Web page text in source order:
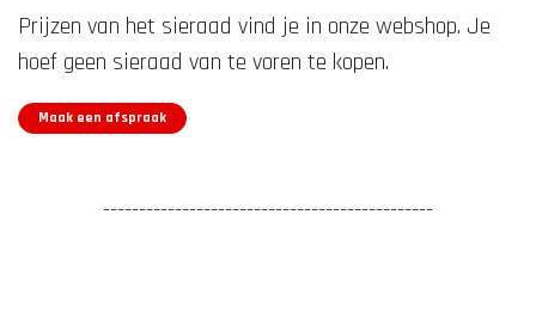
Prijzen van het sieraad vind je in onze webshop. Je
hoef geen sieraad van te voren te kopen.
Maak een afspraak
----------------------------------------------